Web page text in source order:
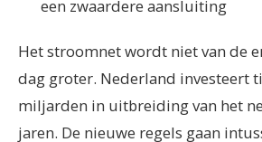
een zwaardere aansluiting
Het stroomnet wordt niet van de
dag groter. Nederland investeert
miljarden in uitbreiding van het
jaren. De nieuwe regels gaan